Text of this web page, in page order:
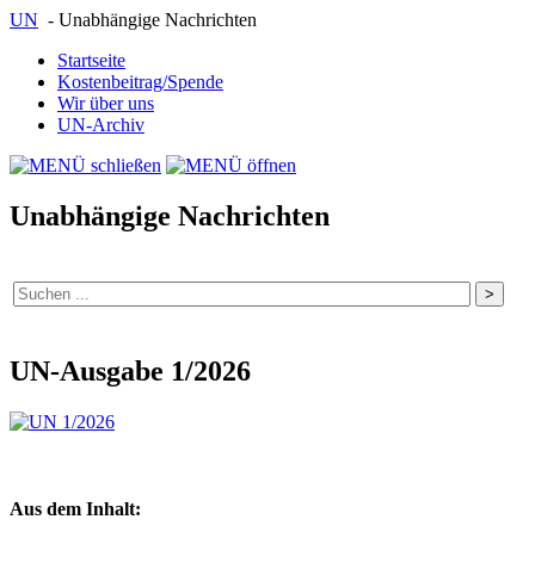
UN - Unabhängige Nachrichten
Startseite
Kostenbeitrag/Spende
Wir über uns
UN-Archiv
Unabhängige Nachrichten
UN-Ausgabe 1/2026
Aus dem Inhalt: